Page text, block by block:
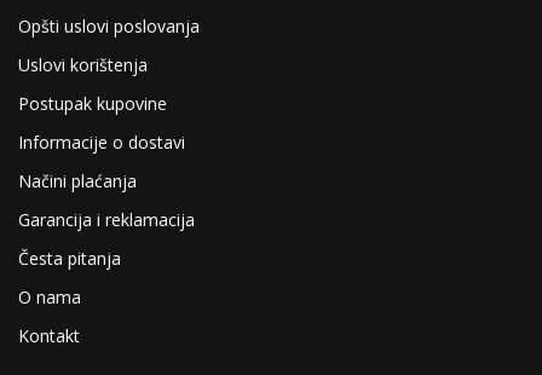
Opšti uslovi poslovanja
Uslovi korištenja
Postupak kupovine
Informacije o dostavi
Načini plaćanja
Garancija i reklamacija
Česta pitanja
O nama
Kontakt